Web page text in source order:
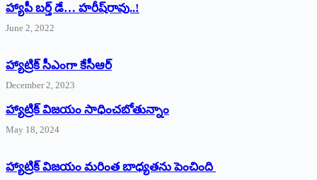
హ్యాపీ బర్త్ ‌డే… హరీష్‌రావు..!
June 2, 2022
హ్యాట్రిక్‌ ‌సీఎంగా కేసీఆర్‌
December 2, 2023
హ్యాట్రిక్‌ విజయం సాధించబోతున్నాం
May 18, 2024
హ్యాట్రిక్ విజయం మరింత బాధ్యతను పెంచింది